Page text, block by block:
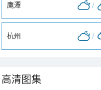
鹰潭 /
杭州 /
高清图集